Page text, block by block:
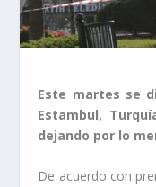
Este martes se
Estambul,
dejando por lo
De acuerdo con